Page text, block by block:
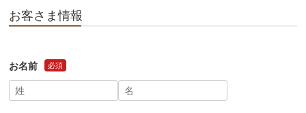
お客さま情報
お名前 必須
姓 名